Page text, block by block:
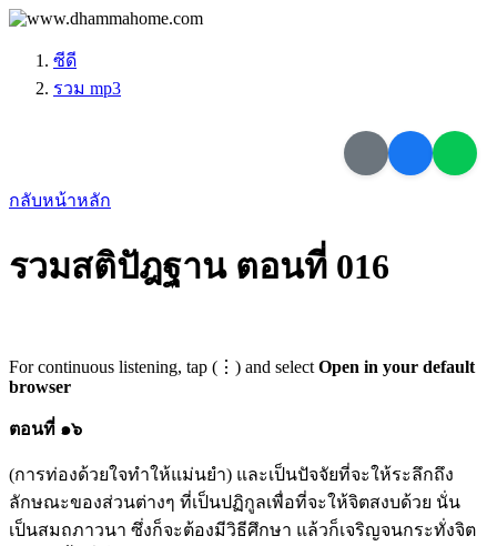
ซีดี
รวม mp3
กลับหน้าหลัก
รวมสติปัฎฐาน ตอนที่ 016
For continuous listening, tap (⋮) and select Open in your default
browser
ตอนที่ ๑๖
(การท่องด้วยใจทำให้แม่นยำ) และเป็นปัจจัยที่จะให้ระลึกถึง
ลักษณะของส่วนต่างๆ ที่เป็นปฏิกูลเพื่อที่จะให้จิตสงบด้วย นั่น
เป็นสมถภาวนา ซึ่งก็จะต้องมีวิธีศึกษา แล้วก็เจริญจนกระทั่งจิต